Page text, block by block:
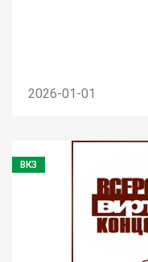
2026-01-01
ВКЗ